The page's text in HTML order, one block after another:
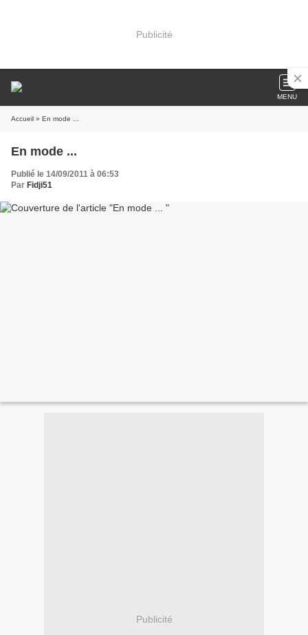
Publicité
MENU
Accueil » En mode ...
En mode ...
Publié le 14/09/2011 à 06:53
Par Fidji51
Publicité